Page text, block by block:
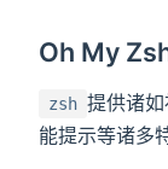
Oh My
zsh 提供诸
能提示等诸多